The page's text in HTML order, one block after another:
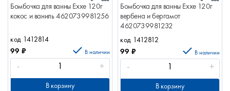
Бомбочка для ванны Exxe 120г
кокос и ваниль 4620739981256
код 1412814
99 ₽ В наличии
- +
В корзину
Бомбочка для ванны Exxe 120г
вербена и бергамот
4620739981232
код 1412812
99 ₽ В наличии
- +
В корзину